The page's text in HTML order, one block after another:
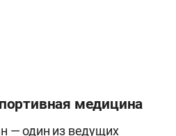
медицина
— один из ведущих